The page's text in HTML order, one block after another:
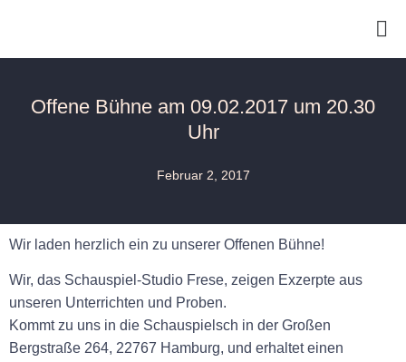
Offene Bühne am 09.02.2017 um 20.30
Uhr
Februar 2, 2017
Wir laden herzlich ein zu unserer Offenen Bühne!
Wir, das Schauspiel-Studio Frese, zeigen Exzerpte aus
unseren Unterrichten und Proben.
Kommt zu uns in die Schauspielsch in der Großen
Bergstraße 264, 22767 Hamburg, und erhaltet einen